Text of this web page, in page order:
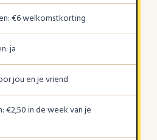
€6 welkomstkorting
ja
jou en je vriend
€2,50 in de week van je